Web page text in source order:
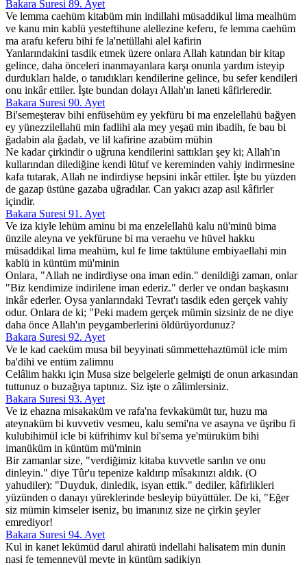
Bakara Suresi 89. Ayet
Ve lemma caehüm kitabüm min indillahi müsaddikul lima mealhüm
ve kanu min kablü yesteftihune alellezine keferu, fe lemma caehüm
ma arafu keferu bihi fe la'netüllahi alel kafirin
Yanlarındakini tasdik etmek üzere onlara Allah katından bir kitap
gelince, daha önceleri inanmayanlara karşı onunla yardım isteyip
durdukları halde, o tanıdıkları kendilerine gelince, bu sefer kendileri
onu inkâr ettiler. İşte bundan dolayı Allah'ın laneti kâfirleredir.
Bakara Suresi 90. Ayet
Bi'semeşterav bihi enfüsehüm ey yekfüru bi ma enzelellahü bağyen
ey yünezzilellahü min fadlihi ala mey yeşaü min ibadih, fe bau bi
ğadabin ala ğadab, ve lil kafirine azabüm mühin
Ne kadar çirkindir o uğruna kendilerini sattıkları şey ki; Allah'ın
kullarından dilediğine kendi lütuf ve kereminden vahiy indirmesine
kafa tutarak, Allah ne indirdiyse hepsini inkâr ettiler. İşte bu yüzden
de gazap üstüne gazaba uğradılar. Can yakıcı azap asıl kâfirler
içindir.
Bakara Suresi 91. Ayet
Ve iza kiyle lehüm aminu bi ma enzelellahü kalu nü'minü bima
ünzile aleyna ve yekfürune bi ma veraehu ve hüvel hakku
müsaddikal lima meahüm, kul fe lime taktülune embiyaellahi min
kablü in küntüm mü'minin
Onlara, "Allah ne indirdiyse ona iman edin." denildiği zaman, onlar
"Biz kendimize indirilene iman ederiz." derler ve ondan başkasını
inkâr ederler. Oysa yanlarındaki Tevrat'ı tasdik eden gerçek vahiy
odur. Onlara de ki; "Peki madem gerçek mümin sizsiniz de ne diye
daha önce Allah'ın peygamberlerini öldürüyordunuz?
Bakara Suresi 92. Ayet
Ve le kad caeküm musa bil beyyinati sümmettehaztümül icle mim
ba'dihi ve entüm zalimnu
Celâlim hakkı için Musa size belgelerle gelmişti de onun arkasından
tuttunuz o buzağıya taptınız. Siz işte o zâlimlersiniz.
Bakara Suresi 93. Ayet
Ve iz ehazna misakaküm ve rafa'na fevkakümüt tur, huzu ma
ateynaküm bi kuvvetiv vesmeu, kalu semi'na ve asayna ve üşribu fi
kulubihimül icle bi küfrihimv kul bi'sema ye'müruküm bihi
imanüküm in küntüm mü'minin
Bir zamanlar size, "verdiğimiz kitaba kuvvetle sarılın ve onu
dinleyin." diye Tûr'u tepenize kaldırıp mîsakınızı aldık. (O
yahudiler): "Duyduk, dinledik, isyan ettik." dediler, kâfirlikleri
yüzünden o danayı yüreklerinde besleyip büyüttüler. De ki, "Eğer
siz mümin kimseler iseniz, bu imanınız size ne çirkin şeyler
emrediyor!
Bakara Suresi 94. Ayet
Kul in kanet lekümüd darul ahiratü indellahi halisatem min dunin
nasi fe temennevül mevte in küntüm sadikiyn